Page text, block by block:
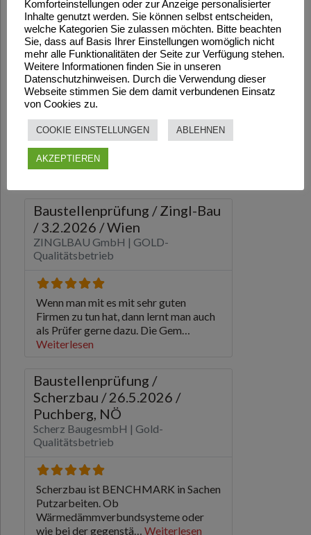
Komforteinstellungen oder zur Anzeige personalisierter
Inhalte genutzt werden. Sie können selbst entscheiden,
welche Kategorien Sie zulassen möchten. Bitte beachten
Sie, dass auf Basis Ihrer Einstellungen womöglich nicht
mehr alle Funktionalitäten der Seite zur Verfügung stehen.
Weitere Informationen finden Sie in unseren
Datenschutzhinweisen. Durch die Verwendung dieser
Webseite stimmen Sie dem damit verbundenen Einsatz
von Cookies zu.
COOKIE EINSTELLUNGEN ABLEHNEN
AKZEPTIEREN